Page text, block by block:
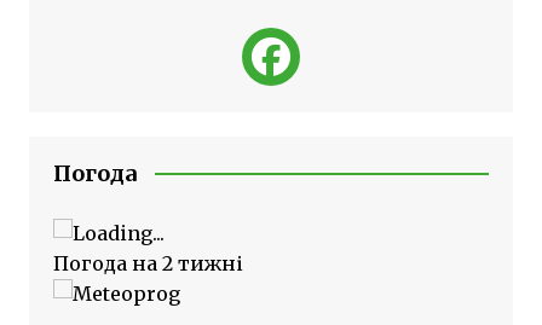
Погода
Погода на 2 тижні